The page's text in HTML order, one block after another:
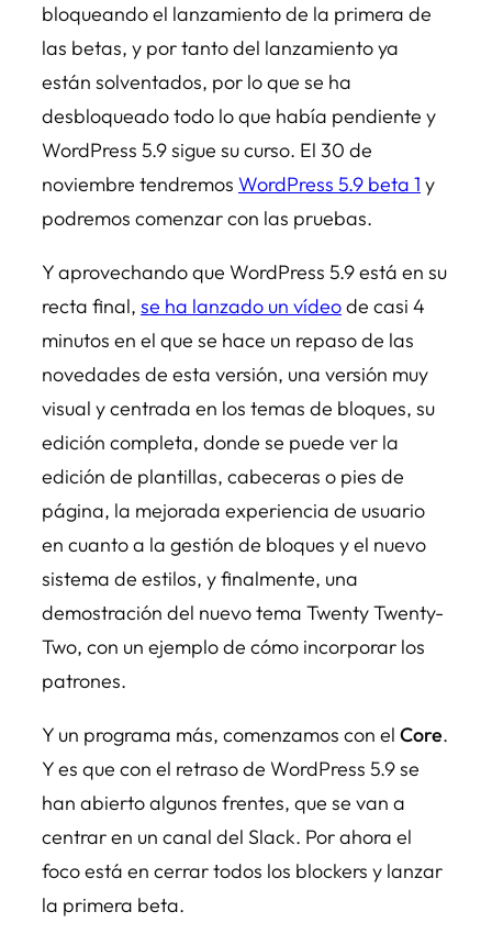
bloqueando el lanzamiento de la primera de
las betas, y por tanto del lanzamiento ya
están solventados, por lo que se ha
desbloqueado todo lo que había pendiente y
WordPress 5.9 sigue su curso. El 30 de
noviembre tendremos WordPress 5.9 beta 1 y
podremos comenzar con las pruebas.
Y aprovechando que WordPress 5.9 está en su
recta final, se ha lanzado un vídeode casi 4
minutos en el que se hace un repaso de las
novedades de esta versión, una versión muy
visual y centrada en los temas de bloques, su
edición completa, donde se puede ver la
edición de plantillas, cabeceras o pies de
página, la mejorada experiencia de usuario
en cuanto a la gestión de bloques y el nuevo
sistema de estilos, y finalmente, una
demostración del nuevo tema Twenty Twenty-
Two, con un ejemplo de cómo incorporar los
patrones.
Y un programa más, comenzamos con el Core.
Y es que con el retraso de WordPress 5.9 se
han abierto algunos frentes, que se van a
centrar en un canal del Slack. Por ahora el
foco está en cerrar todos los blockers y lanzar
la primera beta.